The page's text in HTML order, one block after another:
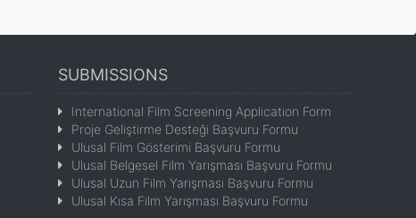
SUBMISSIONS
International Film Screening Application Form
Proje Geliştirme Desteği Başvuru Formu
Ulusal Film Gösterimi Başvuru Formu
Ulusal Belgesel Film Yarışması Başvuru Formu
Ulusal Uzun Film Yarışması Başvuru Formu
Ulusal Kısa Film Yarışması Başvuru Formu